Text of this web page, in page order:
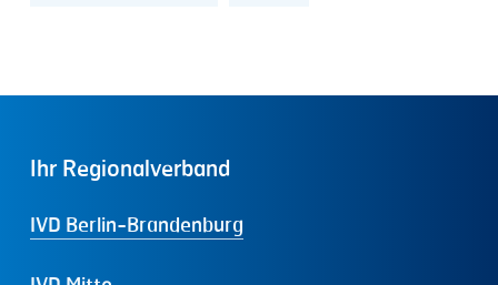
Ihr Regionalverband
IVD Berlin-Brandenburg